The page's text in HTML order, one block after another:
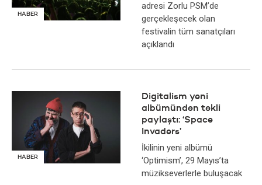
HABER
adresi Zorlu PSM’de
gerçekleşecek olan
festivalin tüm sanatçıları
açıklandı
HABER
Digitalism yeni
albümünden tekli
paylaştı: ‘Space
Invaders’
İkilinin yeni albümü
‘Optimism’, 29 Mayıs’ta
müzikseverlerle buluşacak